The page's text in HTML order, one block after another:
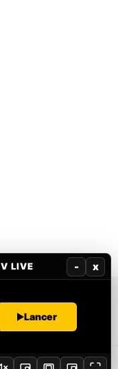
Google Play
Mentions légales
LIVE - x
Lancer